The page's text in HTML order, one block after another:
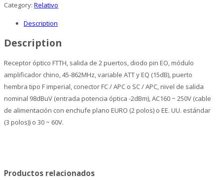
Category: Relativo
Description
Description
Receptor óptico FTTH, salida de 2 puertos, diodo pin EO, módulo
amplificador chino, 45-862MHz, variable ATT y EQ (15dB), puerto
hembra tipo F imperial, conector FC / APC o SC / APC, nivel de salida
nominal 98dBuV (entrada potencia óptica -2dBm), AC160 ~ 250V (cable
de alimentación con enchufe plano EURO (2 polos) o EE. UU. estándar
(3 polos)) o 30 ~ 60V.
Productos relacionados